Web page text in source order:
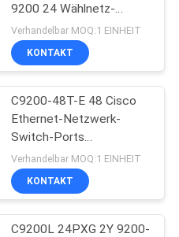
9200 24 Wählnetz-
Wesensmerkmale des
Hafen-PoE+
Verhandelbar MOQ:1 EINHEIT
KONTAKT
C9200-48T-E 48 Cisco
Ethernet-Netzwerk-
Switch-Ports
Datenmodulare Uplink-
Optionen
Verhandelbar MOQ:1 EINHEIT
KONTAKT
C9200L 24PXG 2Y 9200-